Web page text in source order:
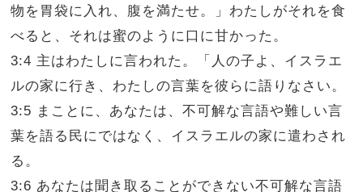
物を胃袋に入れ、腹を満たせ。」わたしがそれを食
べると、それは蜜のように口に甘かった。
3:4 主はわたしに言われた。「人の子よ、イスラエ
ルの家に行き、わたしの言葉を彼らに語りなさい。
3:5 まことに、あなたは、不可解な言語や難しい言
葉を語る民にではなく、イスラエルの家に遣わされ
る。
3:6 あなたは聞き取ることができない不可解な言語